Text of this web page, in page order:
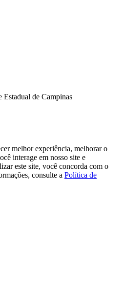
de Campinas
melhor experiência, melhorar o
interage em nosso site e
este site, você concorda com o
consulte a Política de